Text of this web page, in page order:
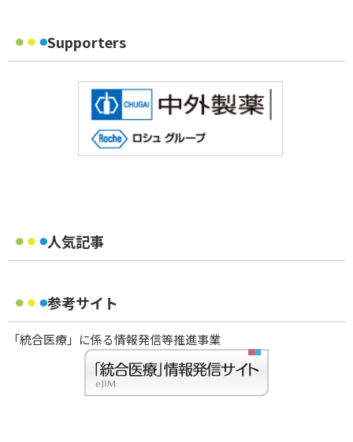
Supporters
人気記事
参考サイト
「統合医療」に係る情報発信等推進事業